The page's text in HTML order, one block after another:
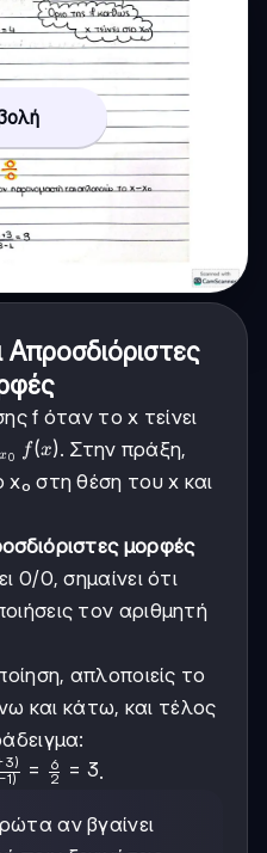
Απροσδιόριστες
f όταν το x τείνει
x0 f(x). Στην πράξη,
στη θέση του x και
μορφές
0, σημαίνει ότι
τον αριθμητή
απλοποιείς το
και κάτω, και τέλος
1)
3) = 2
6 = 3.
αν βγαίνει